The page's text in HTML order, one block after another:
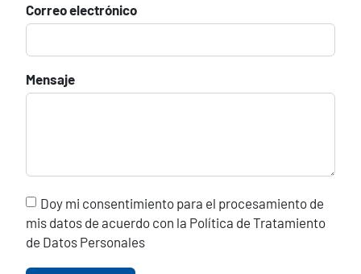
Correo electrónico
Mensaje
Doy mi consentimiento para el procesamiento de
mis datos de acuerdo con la Política de Tratamiento
de Datos Personales